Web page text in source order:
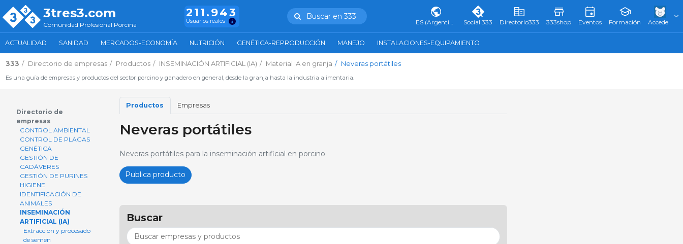
3tres3.com
Comunidad Profesional Porcina
211.943
Usuarios reales
Buscar en 333
ES (Argentina) Social 333 Directorio333 333shop Eventos Formación Accede
ACTUALIDAD SANIDAD MERCADOS-ECONOMÍA NUTRICIÓN GENÉTICA-REPRODUCCIÓN MANEJO INSTALACIONES-EQUIPAMIENTO
333 Directorio de empresas Productos INSEMINACIÓN ARTIFICIAL (IA) Material IA en granja Neveras portátiles
Es una guía de empresas y productos del sector porcino y ganadero en general, desde la granja hasta la industria alimentaria.
Directorio de
empresas
CONTROL AMBIENTAL
CONTROL DE PLAGAS
GENÉTICA
GESTIÓN DE
CADÁVERES
GESTIÓN DE PURINES
HIGIENE
IDENTIFICACIÓN DE
ANIMALES
INSEMINACIÓN
ARTIFICIAL (IA)
Extraccion y procesado
de semen
Productos Empresas
Neveras portátiles
Neveras portátiles para la inseminación artificial en porcino
Publica producto
Buscar